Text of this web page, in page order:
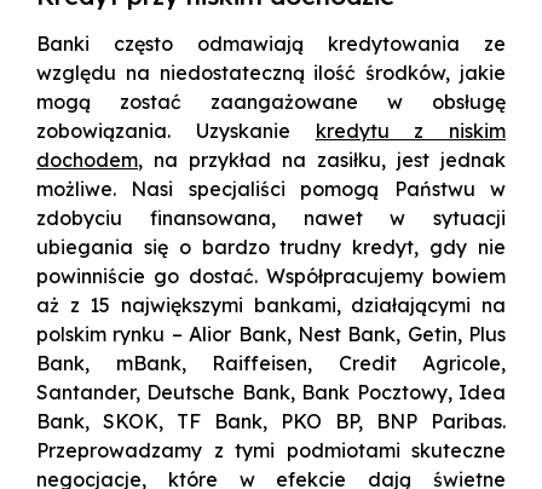
Banki często odmawiają kredytowania ze
względu na niedostateczną ilość środków, jakie
mogą zostać zaangażowane w obsługę
zobowiązania. Uzyskanie kredytu z niskim
dochodem, na przykład na zasiłku, jest jednak
możliwe. Nasi specjaliści pomogą Państwu w
zdobyciu finansowana, nawet w sytuacji
ubiegania się o bardzo trudny kredyt, gdy nie
powinniście go dostać. Współpracujemy bowiem
aż z 15 największymi bankami, działającymi na
polskim rynku – Alior Bank, Nest Bank, Getin, Plus
Bank, mBank, Raiffeisen, Credit Agricole,
Santander, Deutsche Bank, Bank Pocztowy, Idea
Bank, SKOK, TF Bank, PKO BP, BNP Paribas.
Przeprowadzamy z tymi podmiotami skuteczne
negocjacje, które w efekcie dają świetne